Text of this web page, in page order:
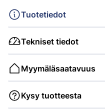
Tuotetiedot
Tekniset tiedot
Myymäläsaatavuus
Kysy tuotteesta